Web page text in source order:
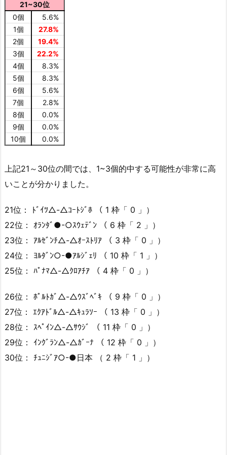
21~30位
0個
5.6%
1個
27.8%
2個
19.4%
3個
22.2%
4個
8.3%
5個
8.3%
6個
5.6%
7個
2.8%
8個
0.0%
9個
0.0%
10個
0.0%
上記21～30位の間では、1~3個的中する可能性が非常に高
いことが分かりました。
21位： ﾄﾞｲﾂ△-△ｺｰﾄｼﾞﾎ （ 1 枠「 0 」）
22位： ｵﾗﾝﾀﾞ●-○ｽｳｪﾃﾞﾝ （ 6 枠「 2 」）
23位： ｱﾙｾﾞﾝﾁ△-△ｵｰｽﾄﾘｱ （ 3 枠「 0 」）
24位： ﾖﾙﾀﾞﾝ○-●ｱﾙｼﾞｪﾘ （ 10 枠「 1 」）
25位： ﾊﾟﾅﾏ△-△ｸﾛｱﾁｱ （ 4 枠「 0 」）
26位： ﾎﾟﾙﾄｶﾞ△-△ｳｽﾞﾍﾞｷ （ 9 枠「 0 」）
27位： ｴｸｱﾄﾞﾙ△-△ｷｭﾗｿｰ （ 13 枠「 0 」）
28位： ｽﾍﾟｲﾝ△-△ｻｳｼﾞ （ 11 枠「 0 」）
29位： ｲﾝｸﾞﾗﾝ△-△ｶﾞｰﾅ （ 12 枠「 0 」）
30位： ﾁｭﾆｼﾞｱ○-●日本 （ 2 枠「 1 」）